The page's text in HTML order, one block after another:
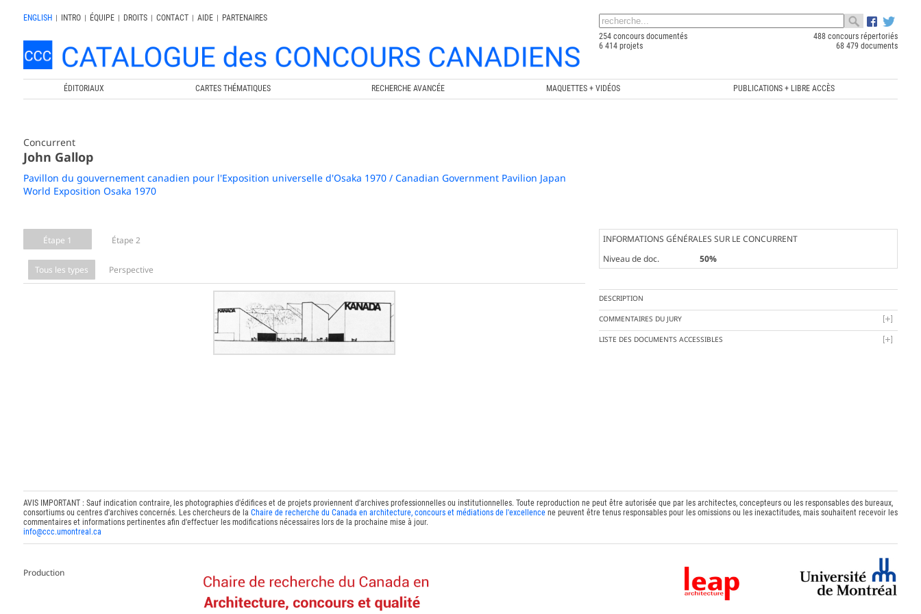
ENGLISH | INTRO | ÉQUIPE | DROITS | CONTACT | AIDE |
PARTENAIRES
254 concours documentés
488 concours répertoriés
6 414 projets
68 479 documents
ÉDITORIAUX CARTES THÉMATIQUES RECHERCHE AVANCÉE MAQUETTES + VIDÉOS PUBLICATIONS + LIBRE ACCÈS
Concurrent
John Gallop
Pavillon du gouvernement canadien pour l'Exposition universelle d'Osaka 1970 / Canadian Government Pavilion Japan
World Exposition Osaka 1970
Étape 1 Étape 2
Tous les types Perspective
INFORMATIONS GÉNÉRALES SUR LE CONCURRENT
Niveau de doc.
50%
DESCRIPTION
COMMENTAIRES DU JURY
LISTE DES DOCUMENTS ACCESSIBLES
AVIS IMPORTANT : Sauf indication contraire, les photographies d'édifices et de projets proviennent d'archives professionnelles ou institutionnelles. Toute reproduction ne peut être autorisée que par les architectes, concepteurs ou les responsables des bureaux,
consortiums ou centres d'archives concernés. Les chercheurs de la Chaire de recherche du Canada en architecture, concours et médiations de l'excellencene peuvent être tenus responsables pour les omissions ou les inexactitudes, mais souhaitent recevoir les
commentaires et informations pertinentes afin d'effectuer les modifications nécessaires lors de la prochaine mise à jour.
info@ccc.umontreal.ca
Production